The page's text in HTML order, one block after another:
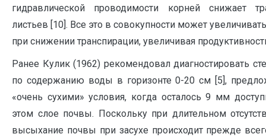
гидравлической проводимости корней снижает
листьев [10]. Все это в совокупности может
при снижении транспирации, увеличивая
Ранее Кулик (1962) рекомендовал диагностировать
по содержанию воды в горизонте 0-20 см [5],
«очень сухими» условия, когда осталось 9 мм
этом слое почвы. Поскольку при длительном
высыхание почвы при засухе происходит прежде